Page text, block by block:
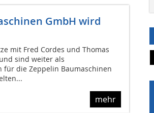
GmbH wird
mit Fred Cordes und Thomas
sind weiter als
die Zeppelin Baumaschinen
mehr